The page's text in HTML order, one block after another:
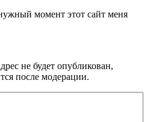
момент этот сайт меня
не будет опубликован,
после модерации.